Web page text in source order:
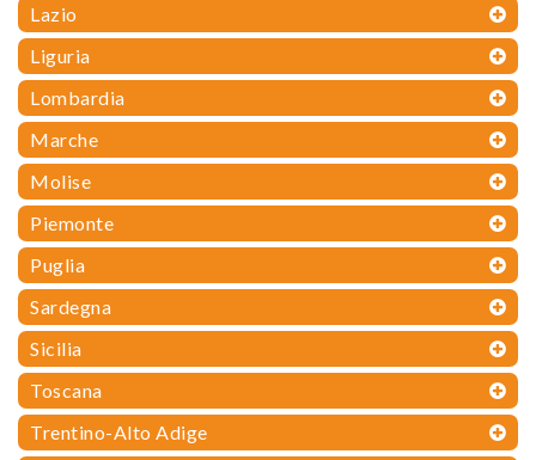
Lazio
Liguria
Lombardia
Marche
Molise
Piemonte
Puglia
Sardegna
Sicilia
Toscana
Trentino-Alto Adige